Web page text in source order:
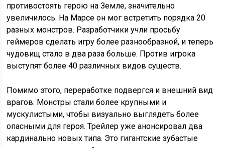
противостоять герою на Земле, значительно
увеличилось. На Марсе он мог встретить порядка 20
разных монстров. Разработчики учли просьбу
геймеров сделать игру более разнообразной, и теперь
чудовищ стало в два раза больше. Против игрока
выступят более 40 различных видов существ.
Помимо этого, переработке подвергся и внешний вид
врагов. Монстры стали более крупными и
мускулистыми, чтобы визуально выглядеть более
опасными для героя. Трейлер уже анонсировал два
кардинально новых типа. Это гигантские зубастые